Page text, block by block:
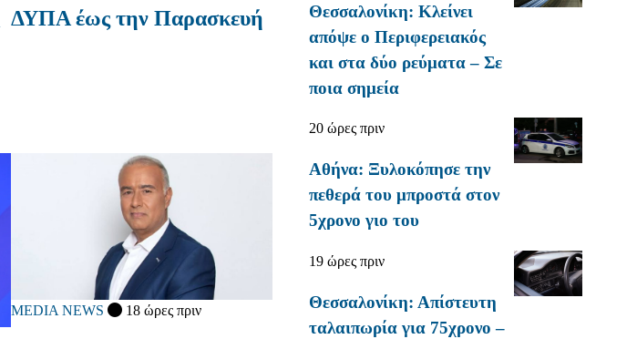
ΔΥΠΑ έως την Παρασκευή
MEDIA NEWS 18 ώρες πριν
Θεσσαλονίκη: Κλείνει
απόψε ο Περιφερειακός
και στα δύο ρεύματα – Σε
ποια σημεία
20 ώρες πριν
Αθήνα: Ξυλοκόπησε την
πεθερά του μπροστά στον
5χρονο γιο του
19 ώρες πριν
Θεσσαλονίκη: Απίστευτη
ταλαιπωρία για 75χρονο –